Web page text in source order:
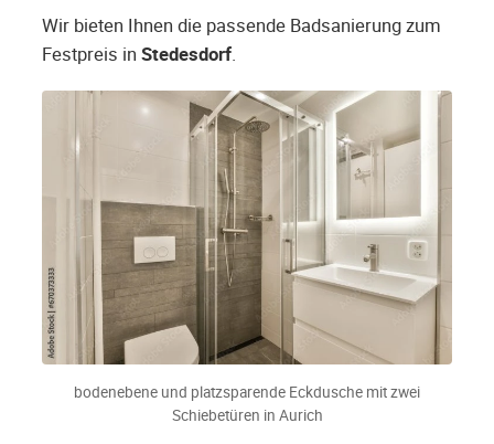
Wir bieten Ihnen die passende Badsanierung zum
Festpreis in Stedesdorf.
bodenebene und platzsparende Eckdusche mit zwei
Schiebetüren in Aurich